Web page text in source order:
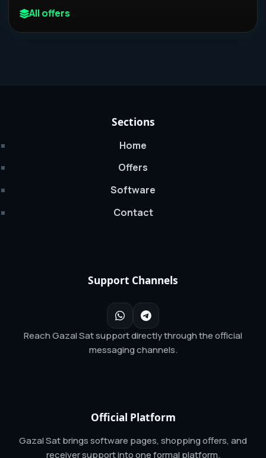
All offers
Sections
Home
Offers
Software
Contact
Support Channels
Reach Gazal Sat support directly through the official
messaging channels.
Official Platform
Gazal Sat brings software pages, shopping offers, and
receiver support into one formal platform.